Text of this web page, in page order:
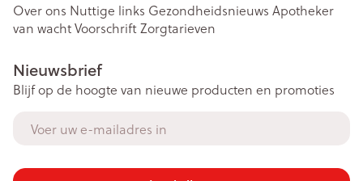
Over ons Nuttige links Gezondheidsnieuws Apotheker
van wachtVoorschriftZorgtarieven
Nieuwsbrief
Blijf op de hoogte van nieuwe producten en promoties